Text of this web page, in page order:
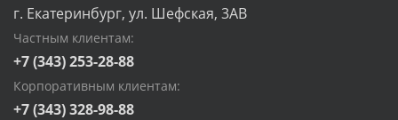
г. Екатеринбург, ул. Шефская, 3АВ
Частным клиентам:
+7 (343) 253-28-88
Корпоративным клиентам:
+7 (343) 328-98-88